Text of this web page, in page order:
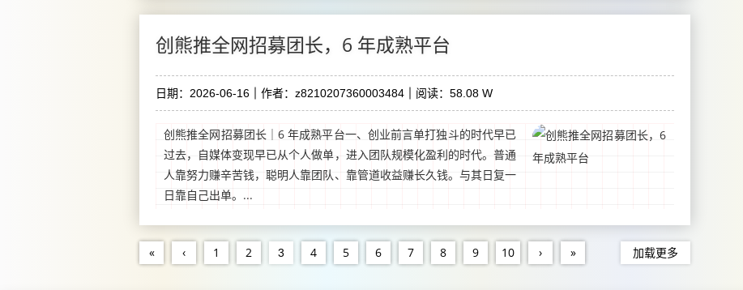
创熊推全网招募团长，6 年成熟平台
日期：2026-06-16 作者：z8210207360003484 阅读：58.08 W
创熊推全网招募团长｜6 年成熟平台一、创业前言单打独斗的时代早已
过去，自媒体变现早已从个人做单，进入团队规模化盈利的时代。普通
人靠努力赚辛苦钱，聪明人靠团队、靠管道收益赚长久钱。与其日复一
日靠自己出单。...
« ‹ 1 2 3 4 5 6 7 8 9 10 › » 加载更多